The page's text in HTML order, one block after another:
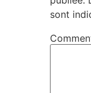
sont